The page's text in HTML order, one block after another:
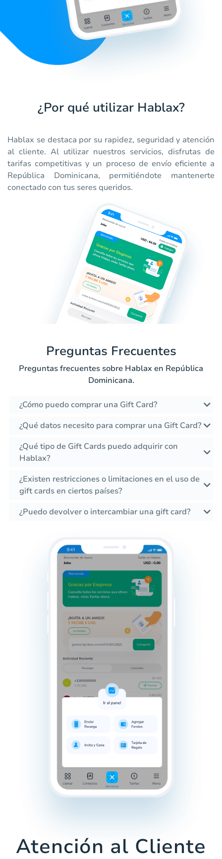
¿Por qué utilizar Hablax?
Hablax se destaca por su rapidez, seguridad y atención
al cliente. Al utilizar nuestros servicios, disfrutas de
tarifas competitivas y un proceso de envío eficiente a
República Dominicana, permitiéndote mantenerte
conectado con tus seres queridos.
Preguntas Frecuentes
Preguntas frecuentes sobre Hablax en República
Dominicana.
¿Cómo puedo comprar una Gift Card?
¿Qué datos necesito para comprar una Gift Card?
¿Qué tipo de Gift Cards puedo adquirir con
Hablax?
¿Existen restricciones o limitaciones en el uso de
gift cards en ciertos países?
¿Puedo devolver o intercambiar una gift card?
Atención al Cliente